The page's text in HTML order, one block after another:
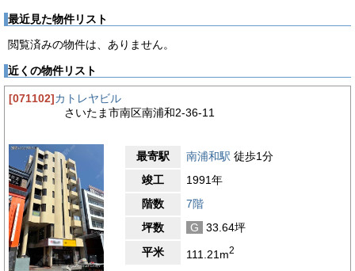
最近見た物件リスト
閲覧済みの物件は、ありません。
近くの物件リスト
[071102]カトレヤビル
さいたま市南区南浦和2-36-11
最寄駅 南浦和駅 徒歩1分
竣工
1991年
階数
7階
坪数
G
33.64坪
平米
111.21m2